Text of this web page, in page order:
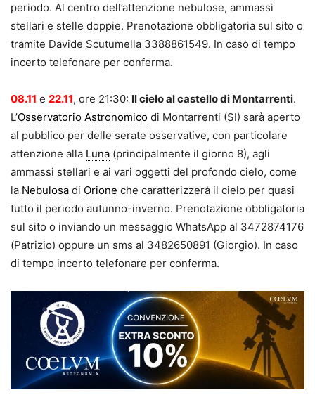
periodo. Al centro dell’attenzione nebulose, ammassi
stellari e stelle doppie. Prenotazione obbligatoria sul sito o
tramite Davide Scutumella 3388861549. In caso di tempo
incerto telefonare per conferma.
08.11 e 22.11, ore 21:30: Il cielo al castello di Montarrenti.
L’Osservatorio Astronomico di Montarrenti (SI) sarà aperto
al pubblico per delle serate osservative, con particolare
attenzione alla Luna (principalmente il giorno 8), agli
ammassi stellari e ai vari oggetti del profondo cielo, come
la Nebulosa di Orione che caratterizzerà il cielo per quasi
tutto il periodo autunno-inverno. Prenotazione obbligatoria
sul sito o inviando un messaggio WhatsApp al 3472874176
(Patrizio) oppure un sms al 3482650891 (Giorgio). In caso
di tempo incerto telefonare per conferma.